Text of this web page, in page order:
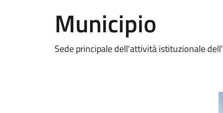
Municipio
Sede principale dell'attività istituzionale